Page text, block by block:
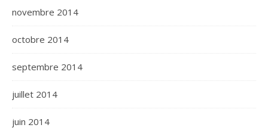
novembre 2014
octobre 2014
septembre 2014
juillet 2014
juin 2014